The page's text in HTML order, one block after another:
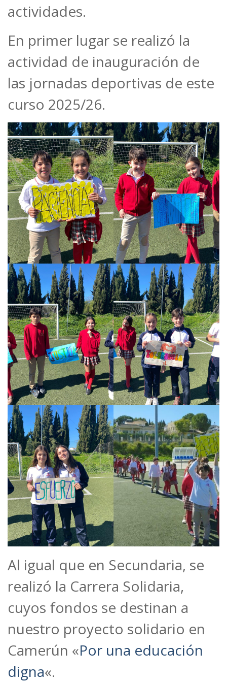
actividades.
En primer lugar se realizó la
actividad de inauguración de
las jornadas deportivas de este
curso 2025/26.
Al igual que en Secundaria, se
realizó la Carrera Solidaria,
cuyos fondos se destinan a
nuestro proyecto solidario en
Camerún «Por una educación
digna«.